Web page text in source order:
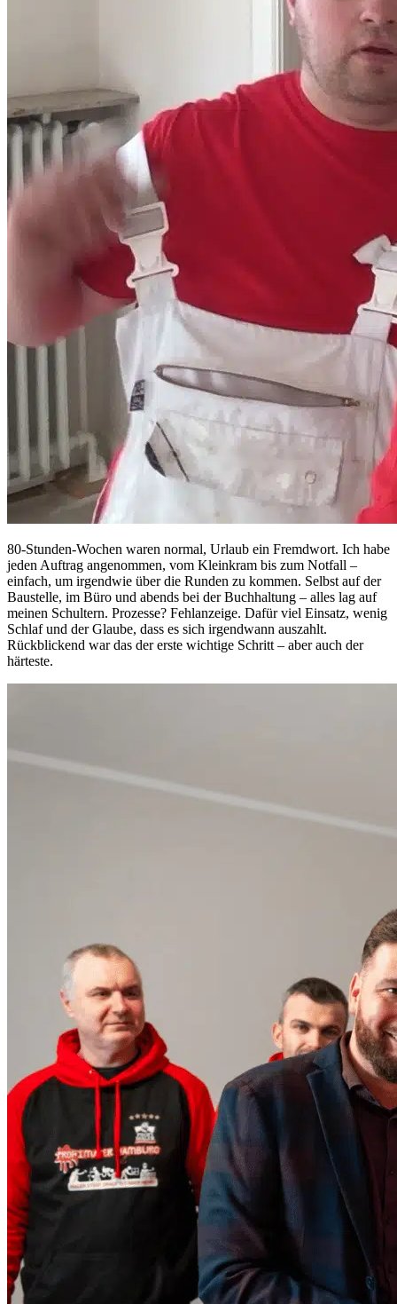
80-Stunden-Wochen waren normal, Urlaub ein Fremdwort. Ich habe
jeden Auftrag angenommen, vom Kleinkram bis zum Notfall –
einfach, um irgendwie über die Runden zu kommen. Selbst auf der
Baustelle, im Büro und abends bei der Buchhaltung – alles lag auf
meinen Schultern. Prozesse? Fehlanzeige. Dafür viel Einsatz, wenig
Schlaf und der Glaube, dass es sich irgendwann auszahlt.
Rückblickend war das der erste wichtige Schritt – aber auch der
härteste.